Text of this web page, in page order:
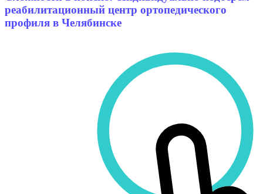
реабилитационный центр ортопедического
профиля в Челябинске